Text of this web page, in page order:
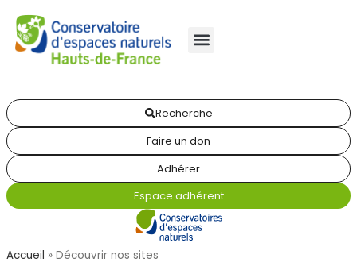
Recherche
Faire un don
Adhérer
Espace adhérent
Accueil » Découvrir nos sites